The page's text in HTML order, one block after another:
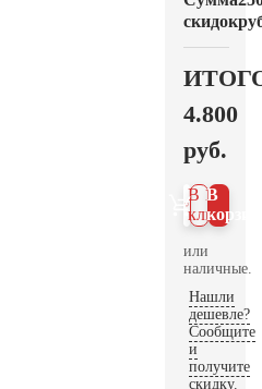
скидок
4.800
руб.
В
В 1
клик
или
наличные.
Нашли
дешевле?
Сообщите
и
получите
скидку.